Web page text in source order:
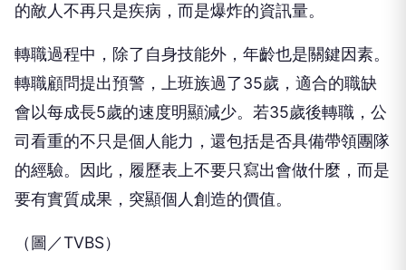
的敵人不再只是疾病，而是爆炸的資訊量。
轉職過程中，除了自身技能外，年齡也是關鍵因素。
轉職顧問提出預警，上班族過了35歲，適合的職缺
會以每成長5歲的速度明顯減少。若35歲後轉職，公
司看重的不只是個人能力，還包括是否具備帶領團隊
的經驗。因此，履歷表上不要只寫出會做什麼，而是
要有實質成果，突顯個人創造的價值。
（圖／TVBS）